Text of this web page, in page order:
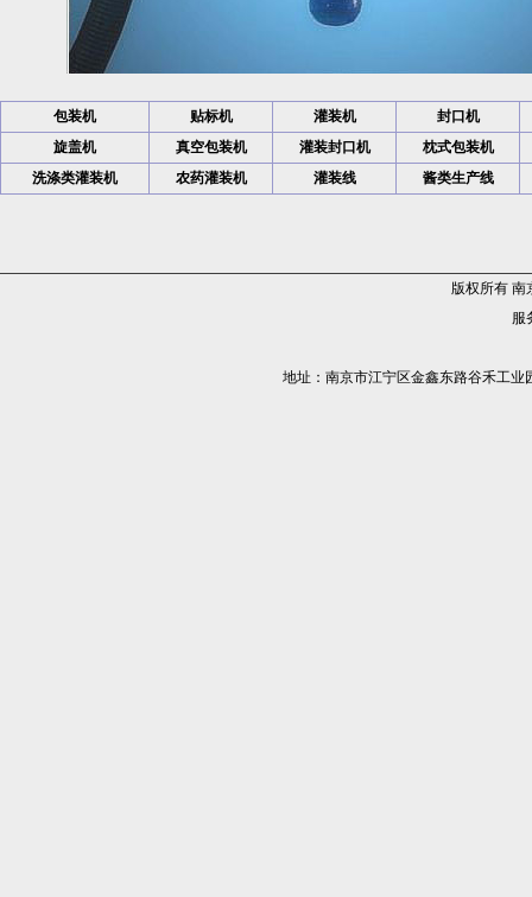
包装机 贴标机 灌装机
封口机
旋盖机
真空包装机 灌装封口机
枕式包装机
洗涤类灌装机
农药灌装机 灌装线 酱类生产线
版权所有 南
服
地址：南京市江宁区金鑫东路谷禾工